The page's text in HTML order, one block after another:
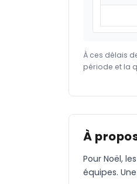
À ces délais
période et la
À
Pour Noël,
équipes.